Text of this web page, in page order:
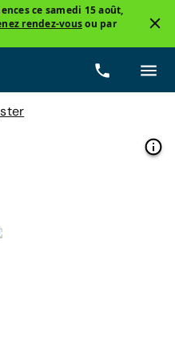
ce samedi 15 août,
rendez-vousou par